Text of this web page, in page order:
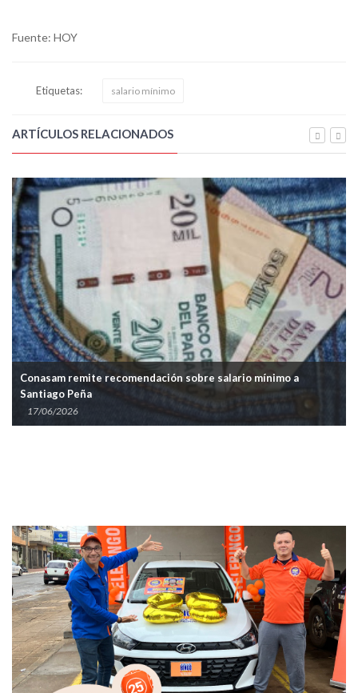
Fuente: HOY
Etiquetas: salario mínimo
ARTÍCULOS RELACIONADOS
Conasam remite recomendación sobre salario mínimo a
Santiago Peña
17/06/2026